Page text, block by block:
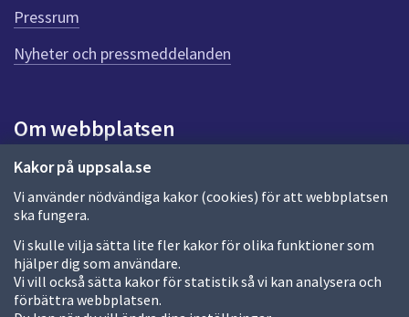
Kakor på uppsala.se
Vi använder nödvändiga kakor (cookies) för att webbplatsen
ska fungera.
Vi skulle vilja sätta lite fler kakor för olika funktioner som
hjälper dig som användare.
Vi vill också sätta kakor för statistik så vi kan analysera och
förbättra webbplatsen.
e
n
n
a
d
a
Pressrum
Nyheter och pressmeddelanden
Om webbplatsen
Om webbplatsen
Allmänna handlingar och diarium
Behandling av personuppgifter
Kakor
Språk (other languages)